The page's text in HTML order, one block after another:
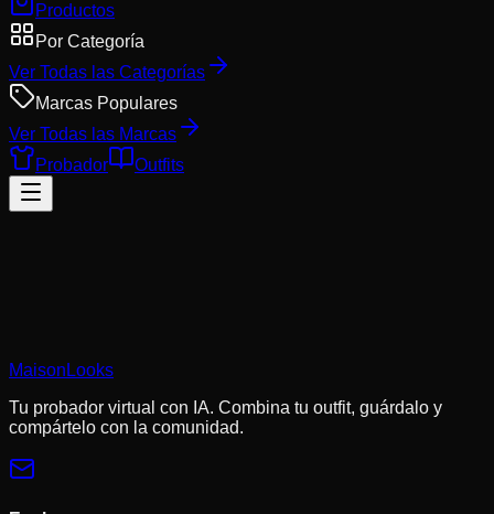
Productos
Por Categoría
Ver Todas las Categorías
Marcas Populares
Ver Todas las Marcas
Probador
Outfits
Rechazar no esenciales
MaisonLooks
Tu probador virtual con IA. Combina tu outfit, guárdalo y
compártelo con la comunidad.